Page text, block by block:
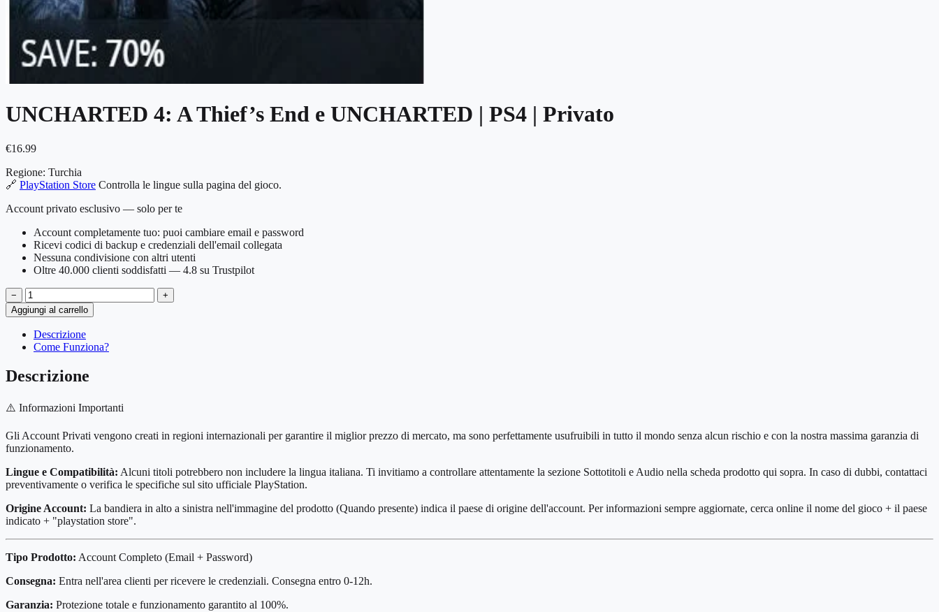
UNCHARTED 4: A Thief’s End e UNCHARTED | PS4 | Privato
€16.99
Regione: Turchia
🔗 PlayStation Store Controlla le lingue sulla pagina del gioco.
Account privato esclusivo — solo per te
Account completamente tuo: puoi cambiare email e password
Ricevi codici di backup e credenziali dell'email collegata
Nessuna condivisione con altri utenti
Oltre 40.000 clienti soddisfatti — 4.8 su Trustpilot
−
+
Aggiungi al carrello
Descrizione
Come Funziona?
Descrizione
⚠️ Informazioni Importanti
Gli Account Privati vengono creati in regioni internazionali per garantire il miglior prezzo di mercato, ma sono perfettamente usufruibili in tutto il mondo senza alcun rischio e con la nostra massima garanzia di
funzionamento.
Lingue e Compatibilità: Alcuni titoli potrebbero non includere la lingua italiana. Ti invitiamo a controllare attentamente la sezione Sottotitoli e Audio nella scheda prodotto qui sopra. In caso di dubbi, contattaci
preventivamente o verifica le specifiche sul sito ufficiale PlayStation.
Origine Account: La bandiera in alto a sinistra nell'immagine del prodotto (Quando presente) indica il paese di origine dell'account. Per informazioni sempre aggiornate, cerca online il nome del gioco + il paese
indicato + "playstation store".
Tipo Prodotto: Account Completo (Email + Password)
Consegna: Entra nell'area clienti per ricevere le credenziali. Consegna entro 0-12h.
Garanzia: Protezione totale e funzionamento garantito al 100%.